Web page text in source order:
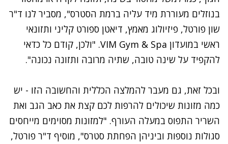
בנוזלים מעוררת מיד עליה ברמת הסטרס", מסביר לנו ד"ר
שון פורטל, פיזיולוג מאמץ, דיאטן ספורט קליני ותזונאי
ראשי במועדון VIM Gym & Spa. "ולכן, קודם כל כדאי
להקפיד על שינה טובה, שתיה מרובה ותזונה נכונה".
ובכל זאת, גם מעבר להמלצה הכללית והחשובה הזו - יש
כמה מזונות שיכולים להרפות לכם קצת את כאב הגב ואת
השריר התפוס במעלה העורף. "למזונות מסוימים מייחסים
סגולות נוספות וביניהן הפחתת סטרס", מוסיף ד"ר פורטל,